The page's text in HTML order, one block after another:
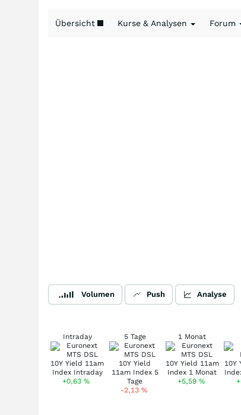
Übersicht Kurse & Analysen Forum
Volumen Push Analyse
Intraday
+0,63%
5 Tage
-2,13 %
1 Monat
+5,59 %